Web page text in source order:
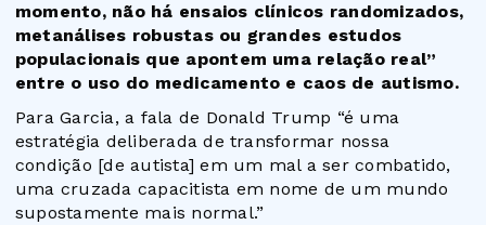
momento, não há ensaios clínicos randomizados,
metanálises robustas ou grandes estudos
populacionais que apontem uma relação real”
entre o uso do medicamento e caos de autismo.
Para Garcia, a fala de Donald Trump “é uma
estratégia deliberada de transformar nossa
condição [de autista] em um mal a ser combatido,
uma cruzada capacitista em nome de um mundo
supostamente mais normal.”